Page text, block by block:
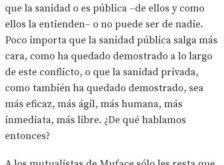
que la sanidad o es pública –de ellos y como
ellos la entienden– o no puede ser de nadie.
Poco importa que la sanidad pública salga más
cara, como ha quedado demostrado a lo largo
de este conflicto, o que la sanidad privada,
como también ha quedado demostrado, sea
más eficaz, más ágil, más humana, más
inmediata, más libre. ¿De qué hablamos
entonces?